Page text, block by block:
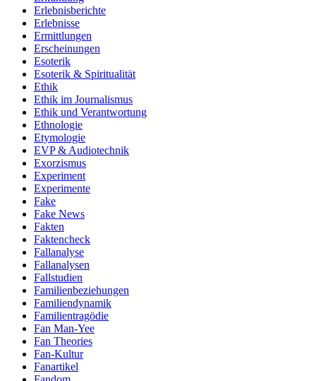
Erlebnisberichte
Erlebnisse
Ermittlungen
Erscheinungen
Esoterik
Esoterik & Spiritualität
Ethik
Ethik im Journalismus
Ethik und Verantwortung
Ethnologie
Etymologie
EVP & Audiotechnik
Exorzismus
Experiment
Experimente
Fake
Fake News
Fakten
Faktencheck
Fallanalyse
Fallanalysen
Fallstudien
Familienbeziehungen
Familiendynamik
Familientragödie
Fan Man-Yee
Fan Theories
Fan-Kultur
Fanartikel